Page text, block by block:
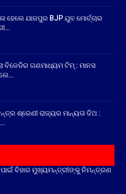
ହେଲେ ଯାଜପୁର BJP ଯୁବ ମୋର୍ଚ୍ଚାର
ବିଜେଡିର ଗଣମାଧ୍ୟମ ଟିମ୍ : ମାନସ
ଶ୍ରେଣୀ ରାଜ୍ୟର ମାନ୍ୟତା ଦିଅ :
ବିହାର ମୁଖ୍ୟମନ୍ତ୍ରୀଙ୍କୁ ନିମନ୍ତ୍ରଣ